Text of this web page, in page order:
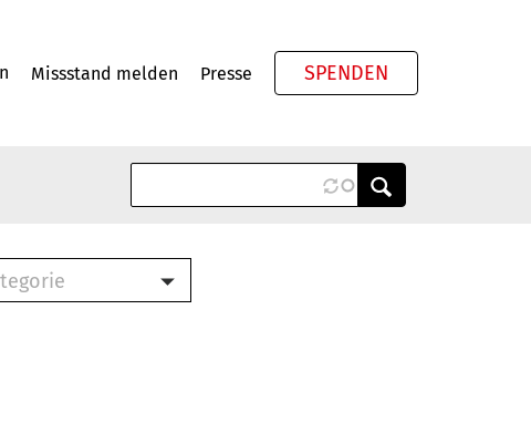
Missstand melden Presse SPENDEN